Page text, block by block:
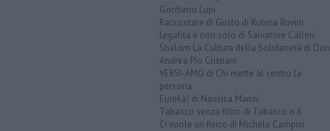
Gordiano Lupi
Raccontare di Gusto di Rubina Rovini
Legalità e non solo di Salvatore Calleri
Shalom La Cultura della Solidarietà di Don
Andrea Pio Cristiani
VERSI-AMO di Chi mette al centro la
persona
Eureka! di Nausica Manzi
Tabasco senza filtro di Tabasco n.6
Ci vuole un fisico di Michele Campisi